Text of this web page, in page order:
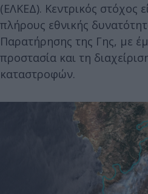
(ΕΛΚΕΔ). Κεντρικός στόχος
πλήρους εθνικής
Παρατήρησης της Γης, με
προστασία και τη
καταστροφών.